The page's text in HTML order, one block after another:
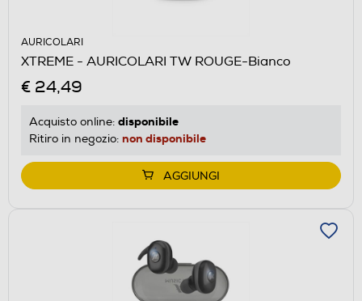
AURICOLARI
XTREME - AURICOLARI TW ROUGE-Bianco
€ 24,49
Acquisto online: disponibile
Ritiro in negozio: non disponibile
AGGIUNGI